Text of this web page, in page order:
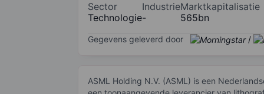
Sector
Technologie
Industrie
-
Marktkapitalisatie
565bn
Gegevens geleverd door /
ASML Holding N.V. (ASML) is een